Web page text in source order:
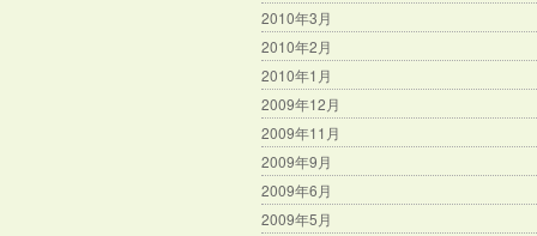
2010年3月
2010年2月
2010年1月
2009年12月
2009年11月
2009年9月
2009年6月
2009年5月